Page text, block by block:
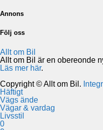
Annons
Följ oss
Allt om Bil
Allt om Bil är en obereonde
Läs mer här.
Copyright © Allt om Bil.
Häftigt
Vägs ände
Vägar & vardag
Livsstil
0